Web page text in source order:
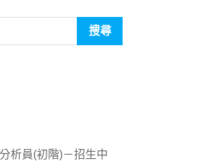
析員(初階)－招生中